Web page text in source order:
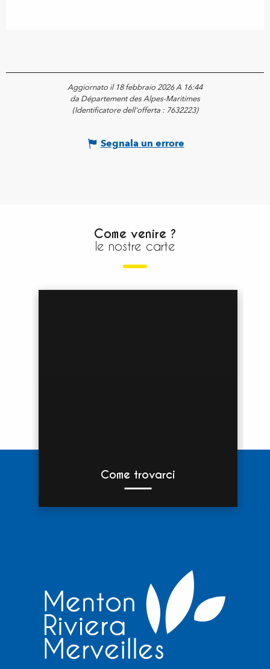
Aggiornato il 18 febbraio 2026 A 16:44
da Département des Alpes-Maritimes
(Identificatore dell'offerta : 7632223)
Segnala un errore
Come venire ?
le nostre carte
Come trovarci